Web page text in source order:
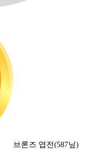
브론즈 엽전(587닢)